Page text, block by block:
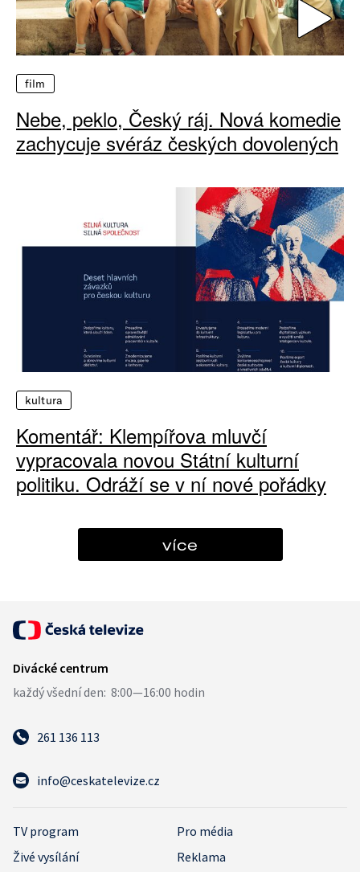
film
Nebe, peklo, Český ráj. Nová komedie
zachycuje svéráz českých dovolených
kultura
Komentář: Klempířova mluvčí
vypracovala novou Státní kulturní
politiku. Odráží se v ní nové pořádky
více
261 136 113
info@ceskatelevize.cz
TV program
Pro média
Živé vysílání
Reklama